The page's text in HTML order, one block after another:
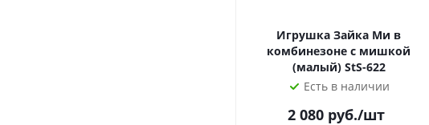
Игрушка Зайка Ми в
комбинезоне с мишкой
(малый) StS-622
Есть в наличии
2 080руб./шт